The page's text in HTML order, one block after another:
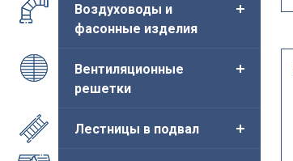
Воздуховоды и
фасонные изделия
Вентиляционные
решетки
Лестницы в подвал